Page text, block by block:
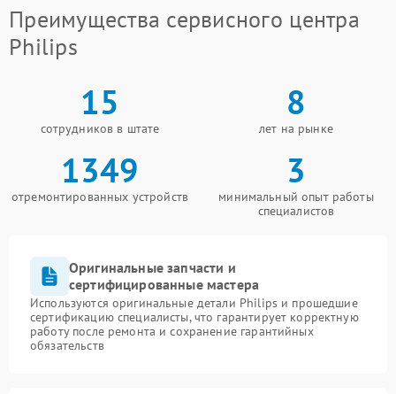
Преимущества сервисного центра
Philips
15
сотрудников в штате
8
лет на рынке
1349
отремонтированных устройств
3
минимальный опыт работы
специалистов
Оригинальные запчасти и
сертифицированные мастера
Используются оригинальные детали Philips и прошедшие
сертификацию специалисты, что гарантирует корректную
работу после ремонта и сохранение гарантийных
обязательств